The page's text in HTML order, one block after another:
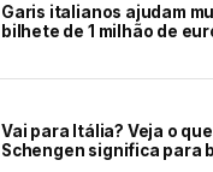
Garis italianos ajudam
bilhete de 1 milhão de
Vai para Itália? Veja o
Schengen significa para